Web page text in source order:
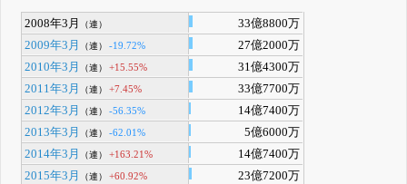
2008年3月 （連）
33億8800万
2009年3月
（連） -19.72%
27億2000万
2010年3月
（連） +15.55%
31億4300万
2011年3月
（連） +7.45%
33億7700万
2012年3月
（連） -56.35%
14億7400万
2013年3月
（連） -62.01%
5億6000万
2014年3月
（連） +163.21%
14億7400万
2015年3月
（連） +60.92%
23億7200万